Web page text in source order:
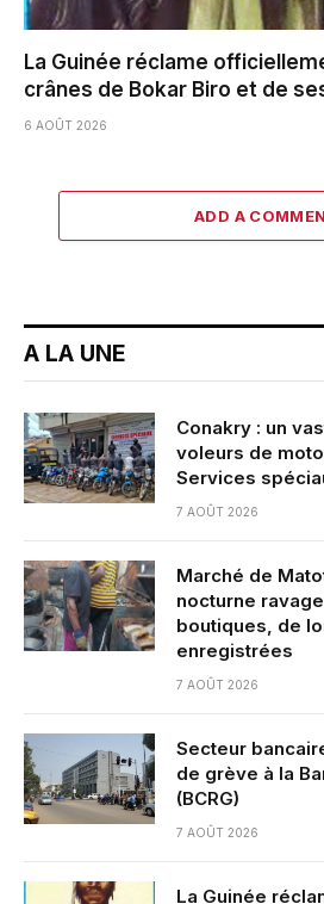
La Guinée réclame
crânes de Bokar Biro et de
6 AOÛT 2026
ADD A
A LA UNE
Conakry : un
voleurs de
Services
7 AOÛT 2026
Marché de
nocturne
boutiques, de
enregistrées
7 AOÛT 2026
Secteur
de grève à la
(BCRG)
7 AOÛT 2026
La Guinée